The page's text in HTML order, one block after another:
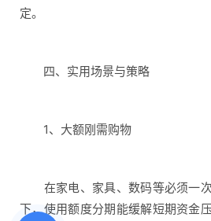
定。
四、实用场景与策略
1、大额刚需购物
在家电、家具、数码等必须一次
下，使用额度分期能缓解短期资金